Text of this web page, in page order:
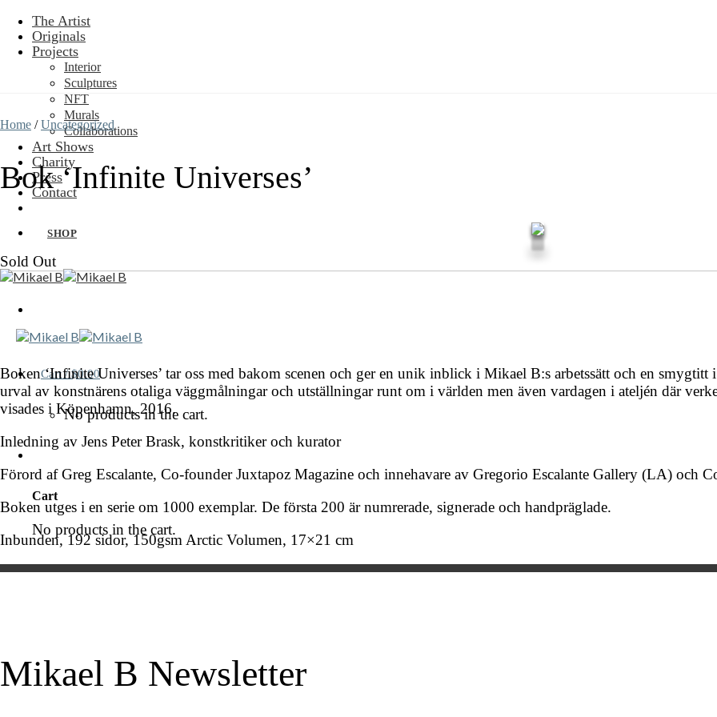
Skip
content
The Artist
Originals
Projects
Interior
Sculptures
NFT
Murals
Collaborations
Art Shows
Charity
Press
Contact
SHOP
Cart /$0.00
No products in the cart.
Cart
No products in the cart.
Home / Uncategorized
Bok ‘Infinite Universes’
Sold Out
Boken ‘Infinite Universes’ tar oss med bakom scenen och ger en unik inblick i Mikael B:s arbetssätt och en
urval av konstnärens otaliga väggmålningar och utställningar runt om i världen men även vardagen i ateljén där
visades i Köpenhamn, 2016.
Inledning av Jens Peter Brask, konstkritiker och kurator
Förord af Greg Escalante, Co-founder Juxtapoz Magazine och innehavare av Gregorio Escalante Gallery (LA) och
Boken utges i en serie om 1000 exemplar. De första 200 är numrerade, signerade och handpräglade.
Inbunden, 192 sidor, 150gsm Arctic Volumen, 17×21 cm
Mikael B Newsletter